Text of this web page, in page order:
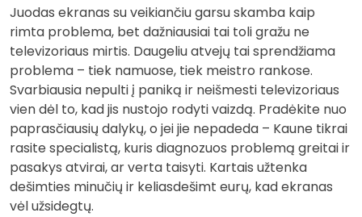
Juodas ekranas su veikiančiu garsu skamba kaip
rimta problema, bet dažniausiai tai toli gražu ne
televizoriaus mirtis. Daugeliu atvejų tai sprendžiama
problema – tiek namuose, tiek meistro rankose.
Svarbiausia nepulti į paniką ir neišmesti televizoriaus
vien dėl to, kad jis nustojo rodyti vaizdą. Pradėkite nuo
paprasčiausių dalykų, o jei jie nepadeda – Kaune tikrai
rasite specialistą, kuris diagnozuos problemą greitai ir
pasakys atvirai, ar verta taisyti. Kartais užtenka
dešimties minučių ir keliasdešimt eurų, kad ekranas
vėl užsidegtų.